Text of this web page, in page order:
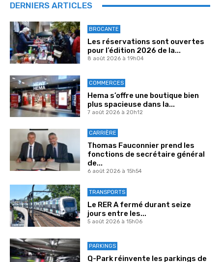
DERNIERS ARTICLES
BROCANTE
Les réservations sont ouvertes
pour l’édition 2026 de la...
8 août 2026 à 19h04
COMMERCES
Hema s’offre une boutique bien
plus spacieuse dans la...
7 août 2026 à 20h12
CARRIÈRE
Thomas Fauconnier prend les
fonctions de secrétaire général
de...
6 août 2026 à 15h54
TRANSPORTS
Le RER A fermé durant seize
jours entre les...
5 août 2026 à 15h06
PARKINGS
Q-Park réinvente les parkings de